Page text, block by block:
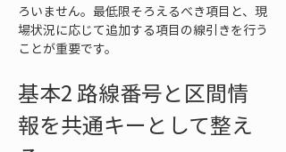
ろいません。最低限そろえるべき項目と、現
場状況に応じて追加する項目の線引きを行う
ことが重要です。
基本2 路線番号と区間情
報を共通キーとして整え